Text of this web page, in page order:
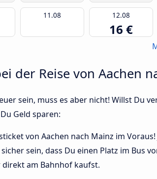
11.08 12.08
16 €
der Reise von Aachen
sein, muss es aber nicht! Willst Du
Geld sparen:
von Aachen nach Mainz im
sein, dass Du einen Platz im Bus
am Bahnhof kaufst.